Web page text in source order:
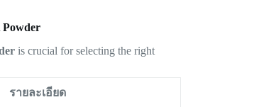
Powder
is crucial for selecting the right
รายละเอียด